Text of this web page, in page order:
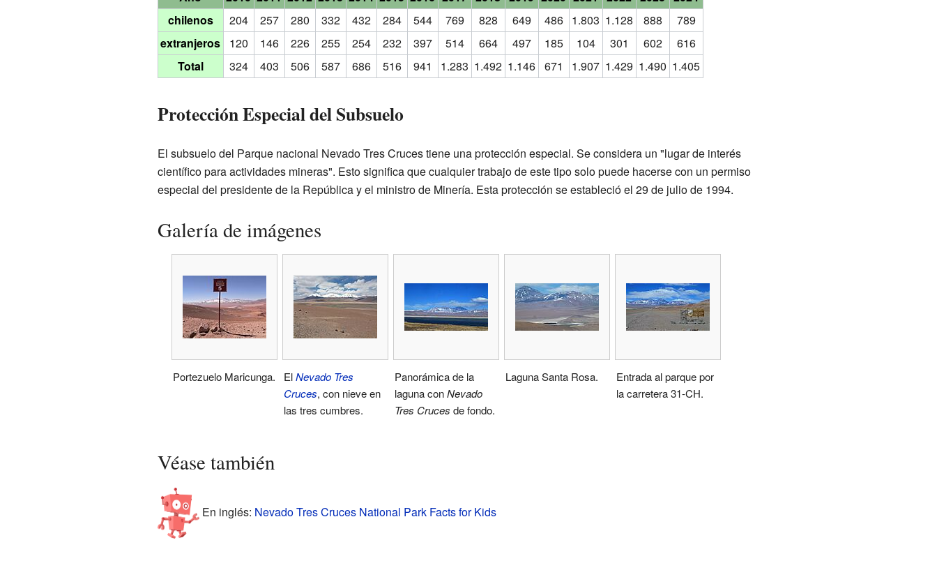
chilenos
204 257 280 332 432 284 544 769 828 649 486 1.803 1.128 888
789
extranjeros
120 146 226 255 254 232 397 514 664 497 185 104 301 602
616
Total
324 403 506 587 686 516 941 1.283 1.492 1.146 671 1.907 1.429 1.490 1.405
Protección Especial del Subsuelo
El subsuelo del Parque nacional Nevado Tres Cruces tiene una protección especial. Se considera un "lugar de interés
científico para actividades mineras". Esto significa que cualquier trabajo de este tipo solo puede hacerse con un permiso
especial del presidente de la República y el ministro de Minería. Esta protección se estableció el 29 de julio de 1994.
Galería de imágenes
Portezuelo Maricunga. ElNevado Tres
Cruces, con nieve en
las tres cumbres.
Panorámica de la
laguna conNevado
Tres Cruces de fondo.
Laguna Santa Rosa.
Entrada al parque por
la carretera 31-CH.
Véase también
En inglés: Nevado Tres Cruces National Park Facts for Kids